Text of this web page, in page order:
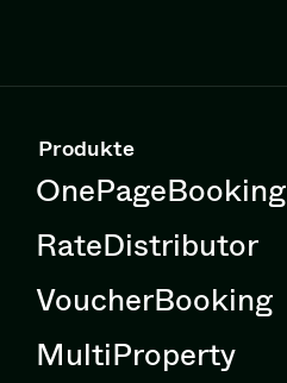
Produkte
OnePageBooking
RateDistributor
VoucherBooking
MultiProperty